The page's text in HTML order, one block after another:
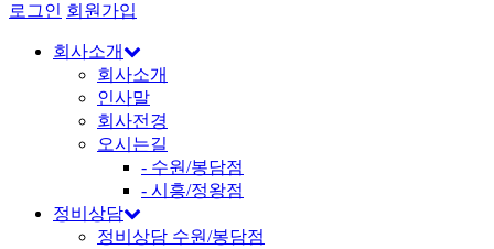
로그인 회원가입
회사소개
회사소개
인사말
회사전경
오시는길
- 수원/봉담점
- 시흥/정왕점
정비상담
정비상담 수원/봉담점